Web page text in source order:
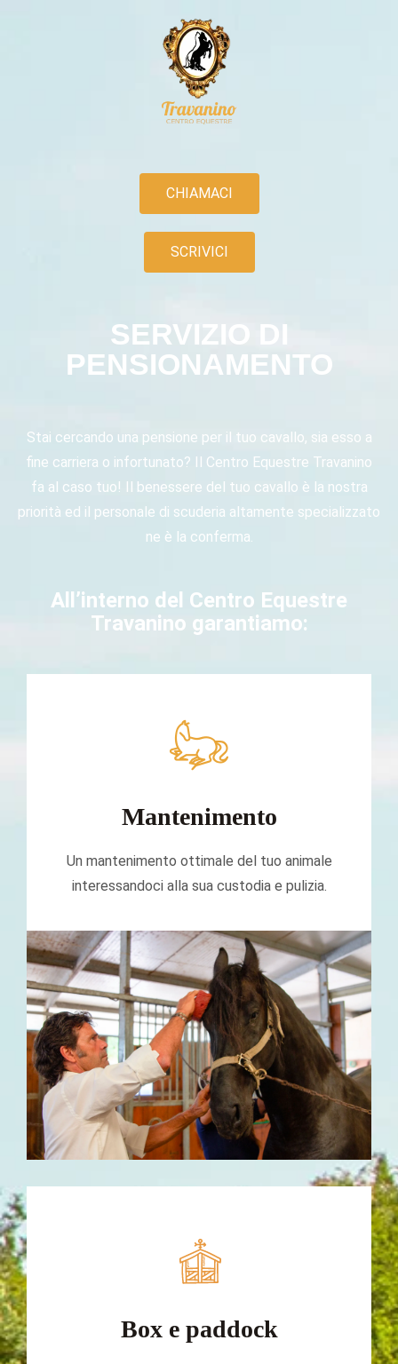
CHIAMACI
SCRIVICI
SERVIZIO DI
PENSIONAMENTO
Stai cercando una pensione per il tuo cavallo, sia esso a
fine carriera o infortunato? Il Centro Equestre Travanino
fa al caso tuo! Il benessere del tuo cavallo è la nostra
priorità ed il personale di scuderia altamente specializzato
ne è la conferma.
All’interno del Centro Equestre
Travanino garantiamo:
Mantenimento
Un mantenimento ottimale del tuo animale
interessandoci alla sua custodia e pulizia.
Box e paddock